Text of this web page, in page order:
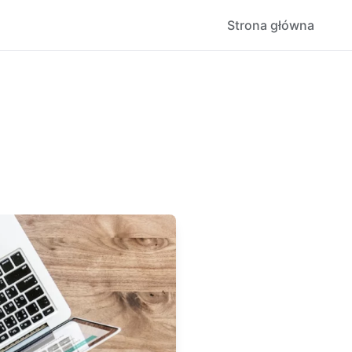
Strona główna